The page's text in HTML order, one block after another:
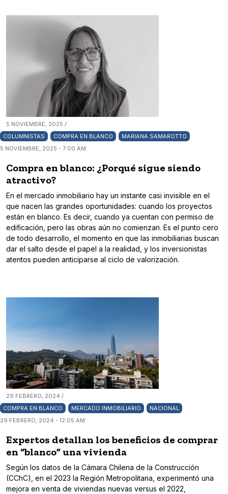
5 NOVIEMBRE, 2025 /
COLUMNISTAS
COMPRA EN BLANCO
MARIANA SAMAROTTO
5 NOVIEMBRE, 2025 - 7:00 AM
Compra en blanco: ¿Porqué sigue siendo
atractivo?
En el mercado inmobiliario hay un instante casi invisible en el
que nacen las grandes oportunidades: cuando los proyectos
están en blanco. Es decir, cuando ya cuentan con permiso de
edificación, pero las obras aún no comienzan. Es el punto cero
de todo desarrollo, el momento en que las inmobiliarias buscan
dar el salto desde el papel a la realidad, y los inversionistas
atentos pueden anticiparse al ciclo de valorización.
29 FEBRERO, 2024 /
COMPRA EN BLANCO
MERCADO INMOBILIARIO
NACIONAL
29 FEBRERO, 2024 - 12:05 AM
Expertos detallan los beneficios de comprar
en “blanco” una vivienda
Según los datos de la Cámara Chilena de la Construcción
(CChC), en el 2023 la Región Metropolitana, experimentó una
mejora en venta de viviendas nuevas versus el 2022,